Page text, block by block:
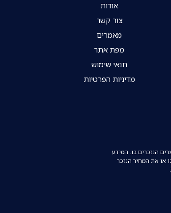
אודות
צור קשר
מאמרים
מפת אתר
תנאי שימוש
מדיניות הפרטיות
הנזכרים בו. המידע
או את המחיר הנזכר